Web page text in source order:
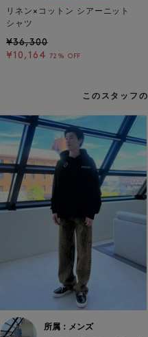
リネン×コットン シアーニット
シャツ
¥36,300
¥10,164 72% OFF
このスタッフ
所属：メンズ